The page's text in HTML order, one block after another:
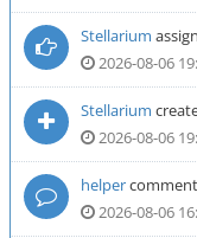
Stellarium
2026-08-06
Stellarium
2026-08-06
helper
2026-08-06